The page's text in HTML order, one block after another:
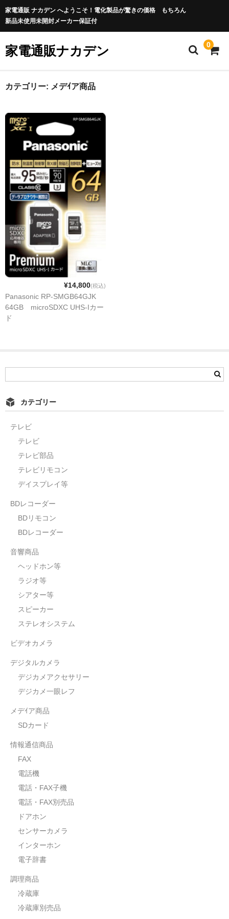
家電通販 ナカデン へようこそ！電化製品が驚きの価格 もちろん
新品未使用未開封メーカー保証付
家電通販ナカデン 0
カテゴリー: メデｲア商品
¥14,800(税込)
Panasonic RP-SMGB64GJK
64GB microSDXC UHS-Iカー
ド
カテゴリー
テレビ
テレビ
テレビ部品
テレビリモコン
デイスプレイ等
BDレコーダー
BDリモコン
BDレコーダー
音響商品
ヘッドホン等
ラジオ等
シアター等
スピーカー
ステレオシステム
ビデオカメラ
デジタルカメラ
デジカメアクセサリー
デジカメ一眼レフ
メデｲア商品
SDカード
情報通信商品
FAX
電話機
電話・FAX子機
電話・FAX別売品
ドアホン
センサーカメラ
インターホン
電子辞書
調理商品
冷蔵庫
冷蔵庫別売品